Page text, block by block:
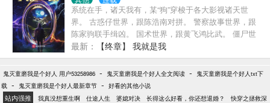
去？”一句话文案：这是一个渣攻悔过变忠犬，与男妻
过小日子的故事，种种田，养养花，没事唠八卦，家
长里短还有养包子的文说一声，本文这周五入V，到时
候三更，如果时间允许，当晚再加两更—▽— 我能卖
个萌求包养么
系统在手，诸天我有，某“狗”穿梭于各大影视诸天世
界。 古惑仔世界，跟陈浩南对拼。 警察故事世界，跟
陈家驹联手缉凶。 国术世界，跟黄飞鸿比武。 僵尸世
界，跟九叔一起抓鬼、打僵尸。 漫威世界，带着妇联
打灭霸。 …… 简介无力，各位点进来看看就知道了，
看一下又不吃亏！
最新： 【终章】 我就是我
鬼灭童磨我是个好人 用户53258986 - 鬼灭童磨我是个好人全文阅读 -
鬼灭童磨我是个好人txt下
载 - 鬼灭童磨我是个好人最新章节 - 好看的其他小说
站内强推 我真没想重生啊 仕途人生 婆媳对决 长得这么好看，你还想退婚？
快穿之拯救深